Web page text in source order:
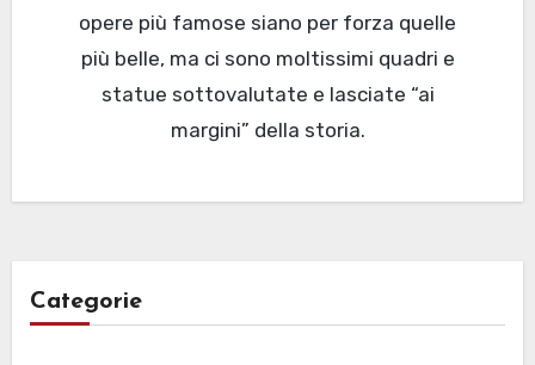
opere più famose siano per forza quelle
più belle, ma ci sono moltissimi quadri e
statue sottovalutate e lasciate “ai
margini” della storia.
Categorie